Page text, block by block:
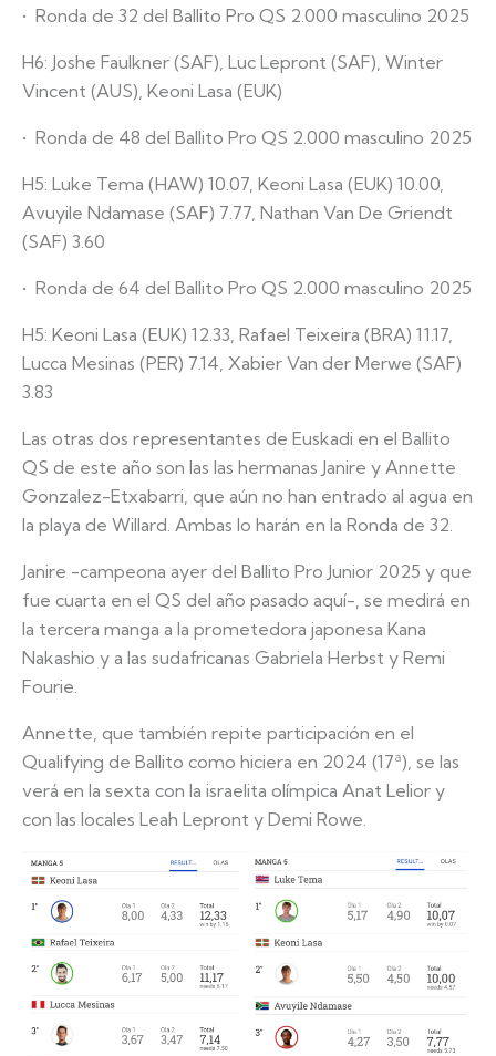
•⁠ ⁠Ronda de 32 del Ballito Pro QS 2.000 masculino 2025
H6: Joshe Faulkner (SAF), Luc Lepront (SAF), Winter
Vincent (AUS), Keoni Lasa (EUK)
•⁠ ⁠Ronda de 48 del Ballito Pro QS 2.000 masculino 2025
H5: Luke Tema (HAW) 10.07, Keoni Lasa (EUK) 10.00,
Avuyile Ndamase (SAF) 7.77, Nathan Van De Griendt
(SAF) 3.60
•⁠ ⁠Ronda de 64 del Ballito Pro QS 2.000 masculino 2025
H5: Keoni Lasa (EUK) 12.33, Rafael Teixeira (BRA) 11.17,
Lucca Mesinas (PER) 7.14, Xabier Van der Merwe (SAF)
3.83
Las otras dos representantes de Euskadi en el Ballito
QS de este año son las las hermanas Janire y Annette
Gonzalez-Etxabarri, que aún no han entrado al agua en
la playa de Willard. Ambas lo harán en la Ronda de 32.
Janire -campeona ayer del Ballito Pro Junior 2025 y que
fue cuarta en el QS del año pasado aquí-, se medirá en
la tercera manga a la prometedora japonesa Kana
Nakashio y a las sudafricanas Gabriela Herbst y Remi
Fourie.
Annette, que también repite participación en el
Qualifying de Ballito como hiciera en 2024 (17ª), se las
verá en la sexta con la israelita olímpica Anat Lelior y
con las locales Leah Lepront y Demi Rowe.